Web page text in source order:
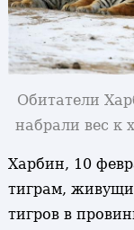
Обитатели
набрали вес к
Харбин, 10
тиграм,
тигров в